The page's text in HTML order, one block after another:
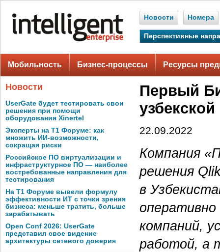
Новости Номера
Перспективные
Мобильность Бизнес-процессы Ресурсы
Новости
UserGate будет тестировать свои
решения при помощи
оборудования Xinertel
Эксперты на Т1 Форуме: как
множить ИИ-возможности,
сокращая риски
Российское ПО виртуализации и
инфраструктурное ПО — наиболее
востребованные направления для
тестирования
На Т1 Форуме вывели формулу
эффективности ИТ с точки зрения
бизнеса: меньше тратить, больше
зарабатывать
Open Conf 2026: UserGate
представил свое видение
архитектуры сетевого доверия
Первый
22.09.2022
Компания
решения
в
компаний,
работой, а